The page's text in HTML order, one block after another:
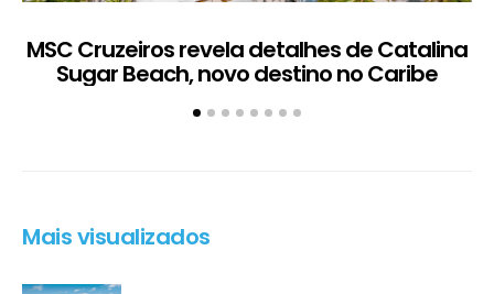
MSC Cruzeiros revela detalhes de Catalina
Sugar Beach, novo destino no Caribe
Mais visualizados